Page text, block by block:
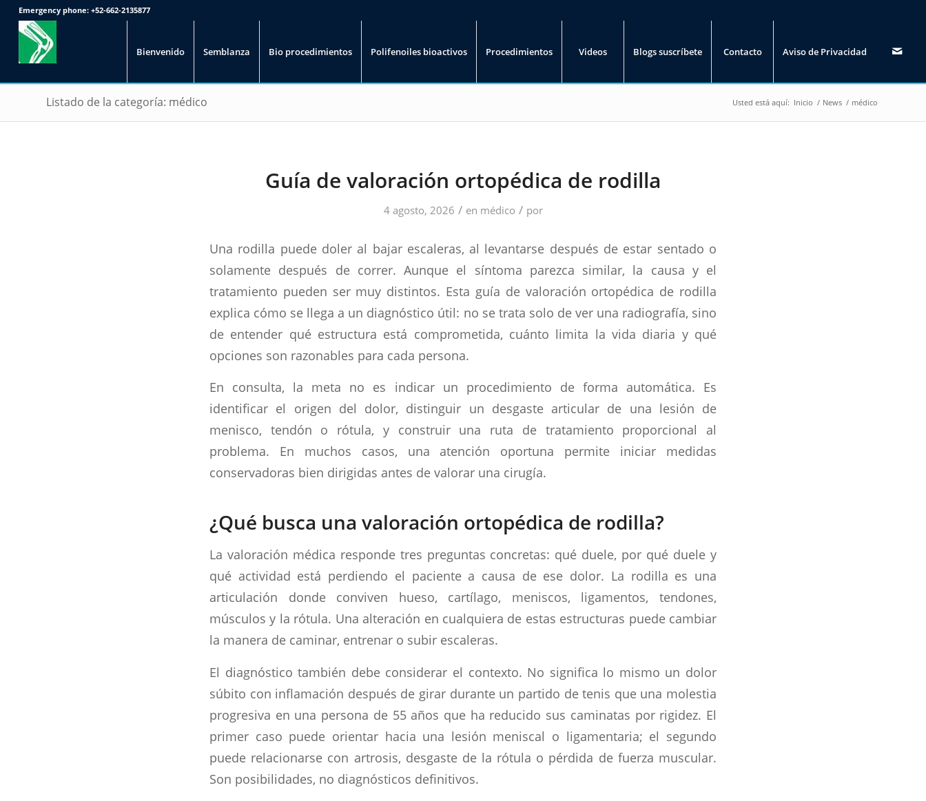
Emergency phone: +52-662-2135877
Bienvenido Semblanza Bio procedimientos Polifenoiles bioactivos Procedimientos Videos Blogs suscríbete Contacto Aviso de Privacidad
Listado de la categoría: médico Usted está aquí: Inicio / News / médico
Guía de valoración ortopédica de rodilla
4 agosto, 2026 / en médico / por
Una rodilla puede doler al bajar escaleras, al levantarse después de estar sentado o
solamente después de correr. Aunque el síntoma parezca similar, la causa y el
tratamiento pueden ser muy distintos. Esta guía de valoración ortopédica de rodilla
explica cómo se llega a un diagnóstico útil: no se trata solo de ver una radiografía, sino
de entender qué estructura está comprometida, cuánto limita la vida diaria y qué
opciones son razonables para cada persona.
En consulta, la meta no es indicar un procedimiento de forma automática. Es
identificar el origen del dolor, distinguir un desgaste articular de una lesión de
menisco, tendón o rótula, y construir una ruta de tratamiento proporcional al
problema. En muchos casos, una atención oportuna permite iniciar medidas
conservadoras bien dirigidas antes de valorar una cirugía.
¿Qué busca una valoración ortopédica de rodilla?
La valoración médica responde tres preguntas concretas: qué duele, por qué duele y
qué actividad está perdiendo el paciente a causa de ese dolor. La rodilla es una
articulación donde conviven hueso, cartílago, meniscos, ligamentos, tendones,
músculos y la rótula. Una alteración en cualquiera de estas estructuras puede cambiar
la manera de caminar, entrenar o subir escaleras.
El diagnóstico también debe considerar el contexto. No significa lo mismo un dolor
súbito con inflamación después de girar durante un partido de tenis que una molestia
progresiva en una persona de 55 años que ha reducido sus caminatas por rigidez. El
primer caso puede orientar hacia una lesión meniscal o ligamentaria; el segundo
puede relacionarse con artrosis, desgaste de la rótula o pérdida de fuerza muscular.
Son posibilidades, no diagnósticos definitivos.